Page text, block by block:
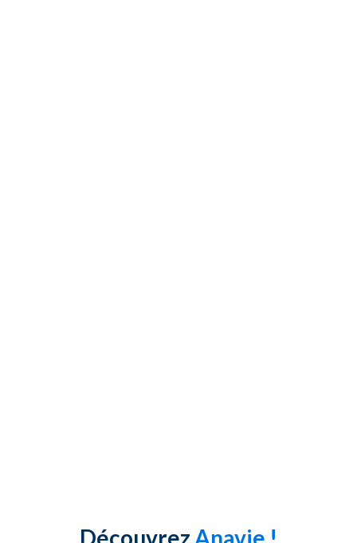
DécouvrezAnavie !